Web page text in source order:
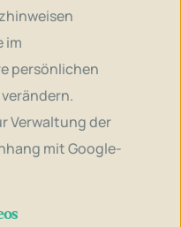
im
persönlichen
Verwaltung der
mit Google-